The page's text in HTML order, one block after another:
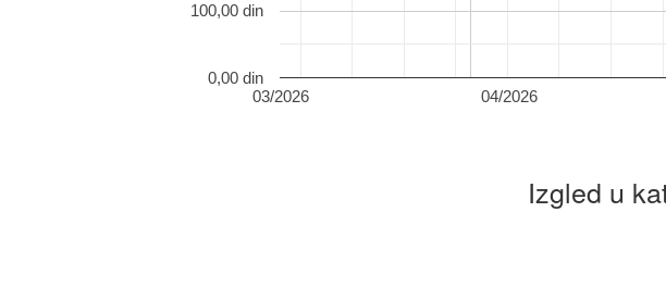
03/2026 04/2026
0,00 din
100,00 din
Izgled u